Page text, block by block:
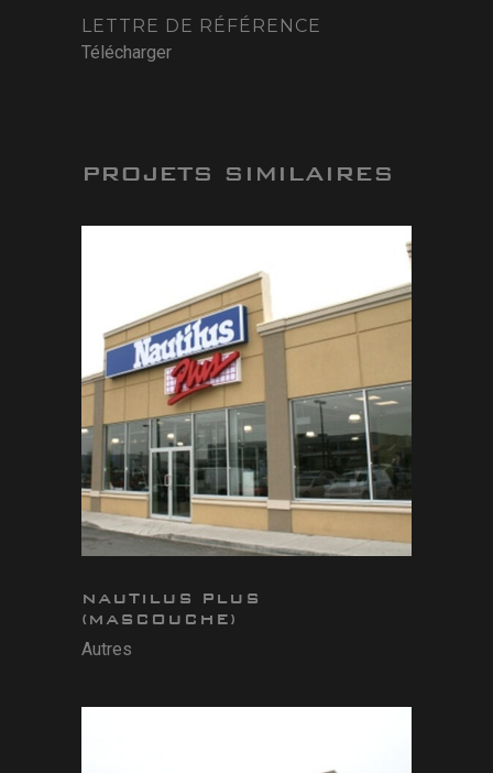
LETTRE DE RÉFÉRENCE
Télécharger
PROJETS SIMILAIRES
NAUTILUS PLUS
(MASCOUCHE)
Autres